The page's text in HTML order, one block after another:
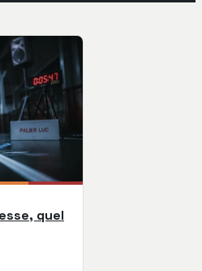
quel